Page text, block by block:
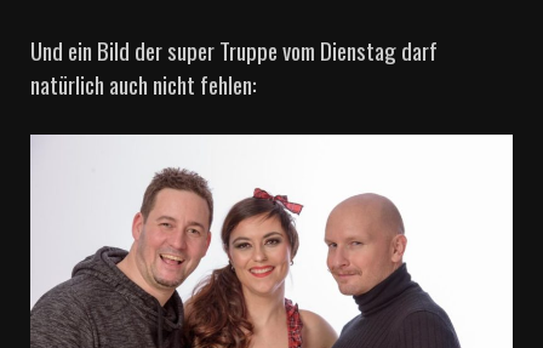
Und ein Bild der super Truppe vom Dienstag darf
natürlich auch nicht fehlen: